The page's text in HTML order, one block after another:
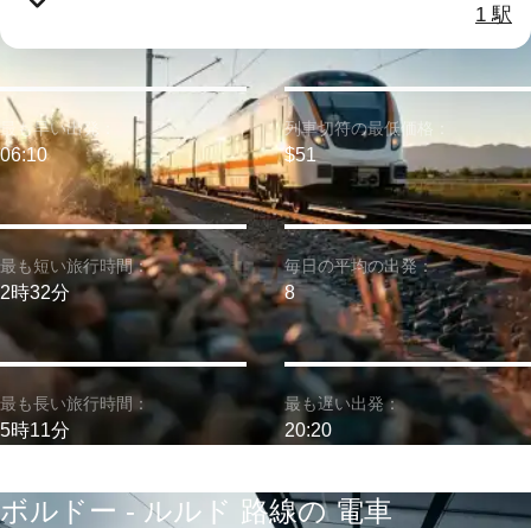
1 駅
最も短い旅行時間：
2時32分
最も早い出発：
06:10
最も長い旅行時間：
5時11分
列車切符の最低価格：
$51
毎日の平均の出発：
8
最も遅い出発：
20:20
ボルドー - ルルド 路線の 電車